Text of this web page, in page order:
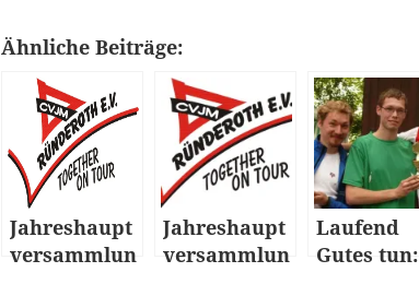
Ähnliche Beiträge:
Jahreshaupt
versammlun
Jahreshaupt
versammlun
Laufend
Gutes tun: